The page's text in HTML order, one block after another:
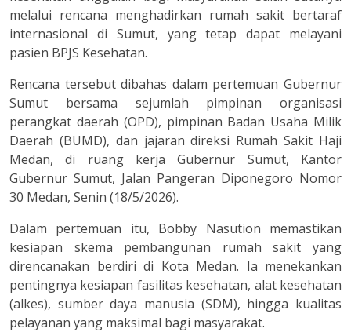
melalui rencana menghadirkan rumah sakit bertaraf
internasional di Sumut, yang tetap dapat melayani
pasien BPJS Kesehatan.
Rencana tersebut dibahas dalam pertemuan Gubernur
Sumut bersama sejumlah pimpinan organisasi
perangkat daerah (OPD), pimpinan Badan Usaha Milik
Daerah (BUMD), dan jajaran direksi Rumah Sakit Haji
Medan, di ruang kerja Gubernur Sumut, Kantor
Gubernur Sumut, Jalan Pangeran Diponegoro Nomor
30 Medan, Senin (18/5/2026).
Dalam pertemuan itu, Bobby Nasution memastikan
kesiapan skema pembangunan rumah sakit yang
direncanakan berdiri di Kota Medan. Ia menekankan
pentingnya kesiapan fasilitas kesehatan, alat kesehatan
(alkes), sumber daya manusia (SDM), hingga kualitas
pelayanan yang maksimal bagi masyarakat.